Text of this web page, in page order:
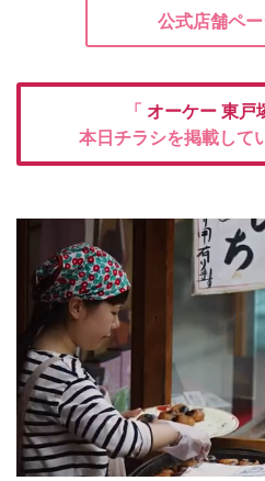
公式店舗ペー
「 オーケー 東戸
本日チラシを掲載して